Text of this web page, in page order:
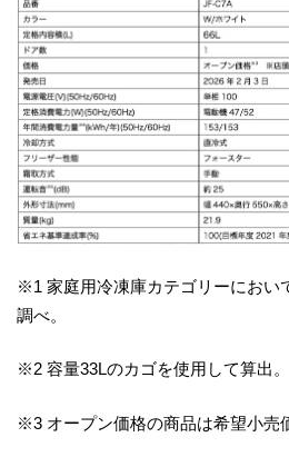
※1 家庭用冷凍庫カテゴリーにおい
調べ。
※2 容量33Lのカゴを使用して算出。
※3 オープン価格の商品は希望小売